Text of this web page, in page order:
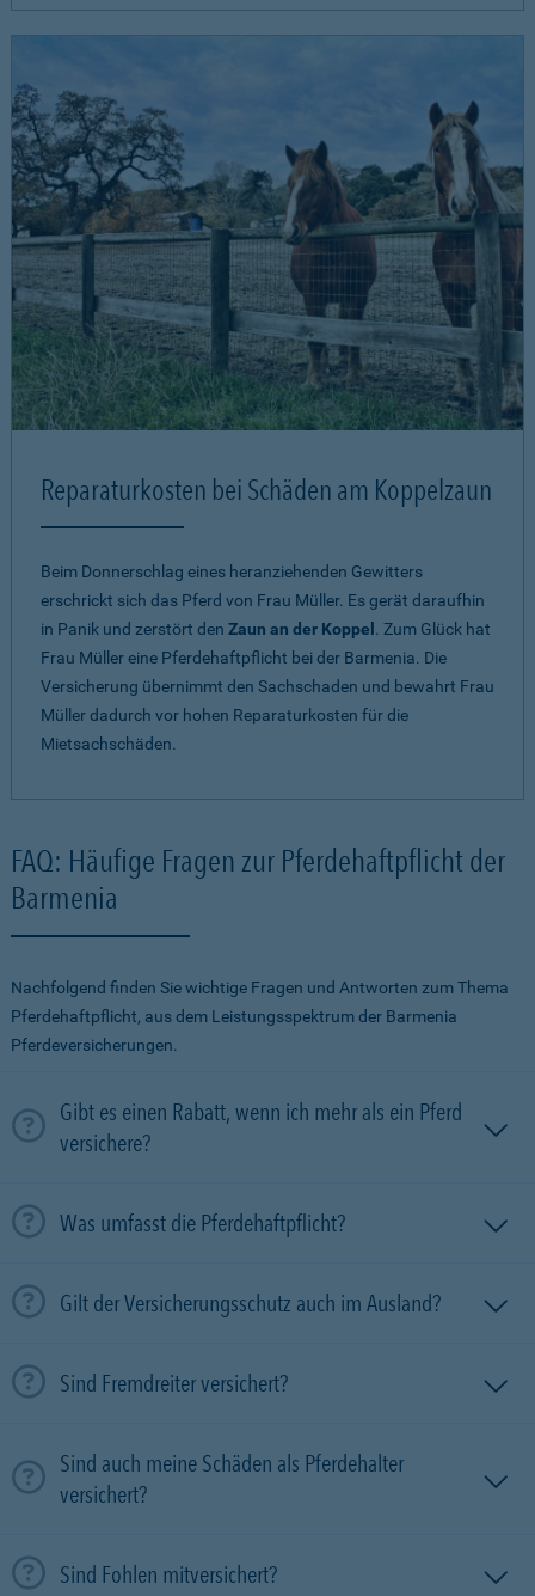
Reparaturkosten bei Schäden am Koppelzaun
Beim Donnerschlag eines heranziehenden Gewitters
erschrickt sich das Pferd von Frau Müller. Es gerät daraufhin
in Panik und zerstört den Zaun an der Koppel . Zum Glück hat
Frau Müller eine Pferdehaftpflicht bei der Barmenia. Die
Versicherung übernimmt den Sachschaden und bewahrt Frau
Müller dadurch vor hohen Reparaturkosten für die
Mietsachschäden.
FAQ: Häufige Fragen zur Pferdehaftpflicht der
Barmenia
Nachfolgend finden Sie wichtige Fragen und Antworten zum Thema
Pferdehaftpflicht, aus dem Leistungsspektrum der Barmenia
Pferdeversicherungen.
Gibt es einen Rabatt, wenn ich mehr als ein Pferd
versichere?
Was umfasst die Pferdehaftpflicht?
Gilt der Versicherungsschutz auch im Ausland?
Sind Fremdreiter versichert?
Sind auch meine Schäden als Pferdehalter
versichert?
Sind Fohlen mitversichert?